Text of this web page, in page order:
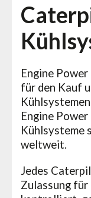
Engine
für den Kauf
Engine
Kühlsysteme
weltweit.
Jedes
Zulassung